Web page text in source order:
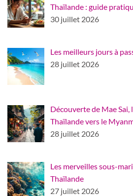
Thaïlande : guide
30 juillet 2026
Les meilleurs jours à
28 juillet 2026
Découverte de Mae Sai,
Thaïlande vers le
28 juillet 2026
Les merveilles sous-
Thaïlande
27 juillet 2026